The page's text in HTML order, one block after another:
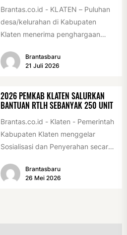
Brantas.co.id - KLATEN – Puluhan
desa/kelurahan di Kabupaten
Klaten menerima penghargaan
2026. Penghargaan tersebut
diserahkan sebagai...
Brantasbaru
21 Juli 2026
2026 PEMKAB KLATEN SALURKAN
BANTUAN RTLH SEBANYAK 250 UNIT
Brantas.co.id - Klaten - Pemerintah
Kabupaten Klaten menggelar
Sosialisasi dan Penyerahan secara
Rumah Tidak Layak Huni...
Brantasbaru
26 Mei 2026